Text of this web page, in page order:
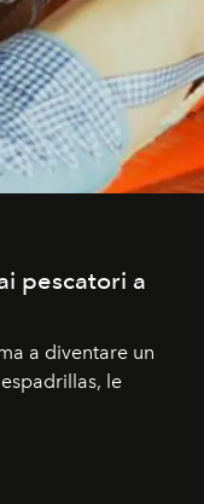
pescatori a
a diventare un
le